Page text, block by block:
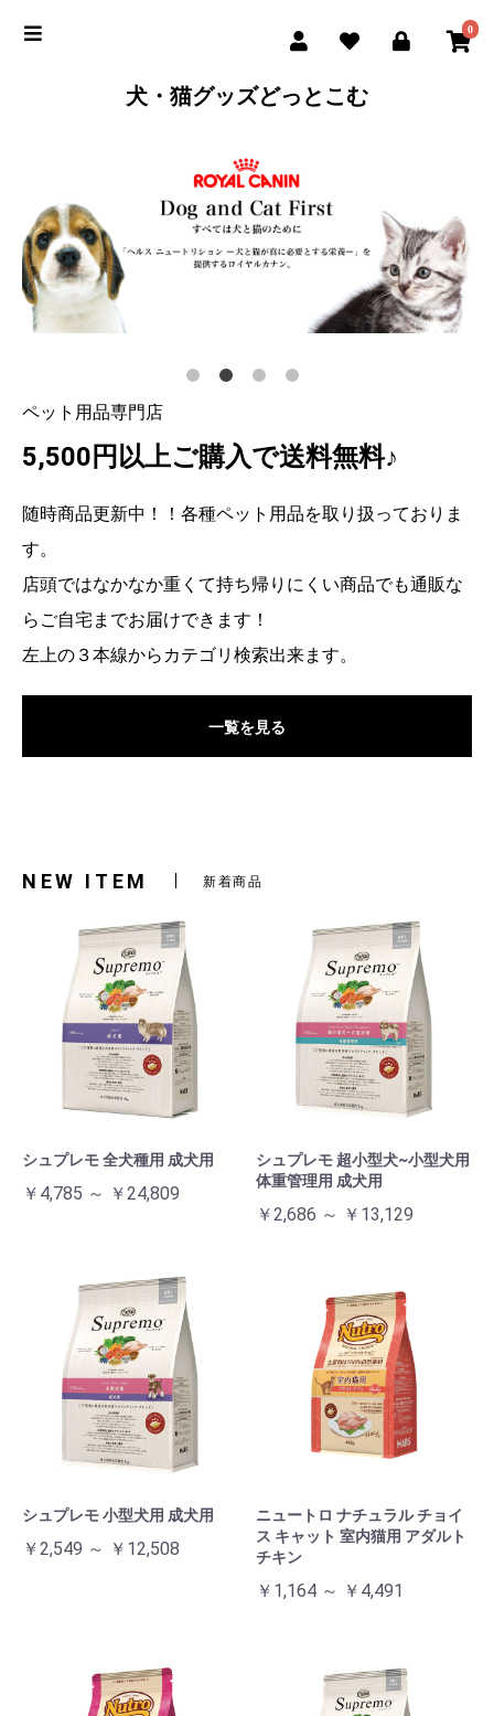
0
犬・猫グッズどっとこむ
ペット用品専門店
5,500円以上ご購入で送料無料♪
随時商品更新中！！各種ペット用品を取り扱っておりま
す。
店頭ではなかなか重くて持ち帰りにくい商品でも通販な
らご自宅までお届けできます！
左上の３本線からカテゴリ検索出来ます。
一覧を見る
NEW ITEM 新着商品
シュプレモ 全犬種用 成犬用
￥4,785 ～ ￥24,809
シュプレモ 超小型犬~小型犬用
体重管理用 成犬用
￥2,686 ～ ￥13,129
シュプレモ 小型犬用 成犬用
￥2,549 ～ ￥12,508
ニュートロ ナチュラル チョイ
ス キャット 室内猫用 アダルト
チキン
￥1,164 ～ ￥4,491